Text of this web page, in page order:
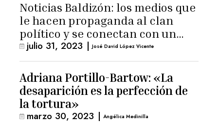
Noticias Baldizón: los medios que
le hacen propaganda al clan
político y se conectan con un
hombre de confianza de
Giammattei
julio 31, 2023 | José David López Vicente
Adriana Portillo-Bartow: «La
desaparición es la perfección de
la tortura»
marzo 30, 2023 | Angélica Medinilla